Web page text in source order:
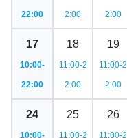
22:00 2:00 2:00
17
10:00-
22:00
18
11:00-2
2:00
19
11:00-2
2:00
24
10:00-
25
11:00-2
26
11:00-2